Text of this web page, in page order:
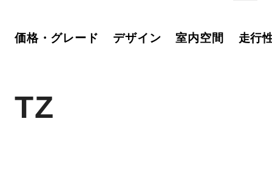
価格・グレード デザイン 室内空間 走行
TZ